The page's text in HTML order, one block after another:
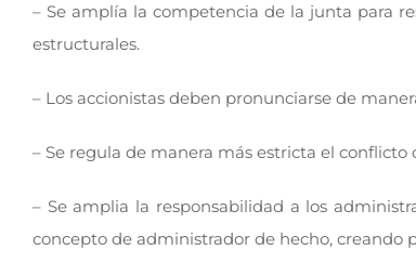
– Se amplía la competencia de la junta para
estructurales.
– Los accionistas deben pronunciarse de
– Se regula de manera más estricta el
– Se amplia la responsabilidad a los
concepto de administrador de hecho, creando